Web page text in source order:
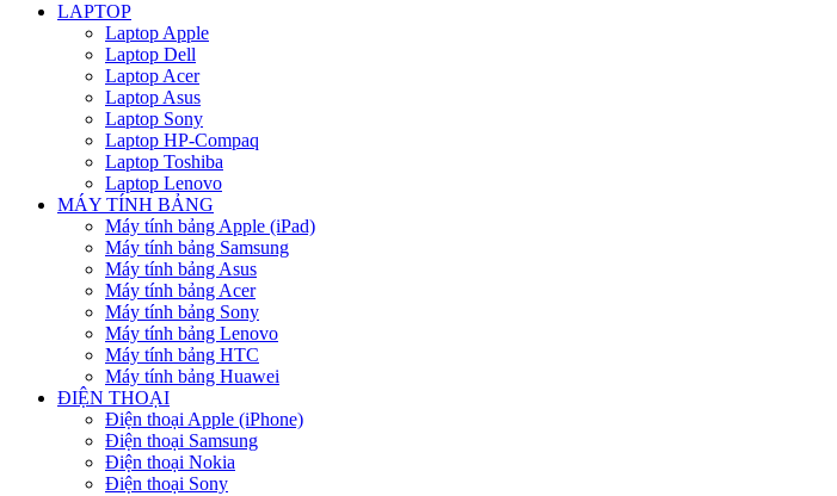
LAPTOP
Laptop Apple
Laptop Dell
Laptop Acer
Laptop Asus
Laptop Sony
Laptop HP-Compaq
Laptop Toshiba
Laptop Lenovo
MÁY TÍNH BẢNG
Máy tính bảng Apple (iPad)
Máy tính bảng Samsung
Máy tính bảng Asus
Máy tính bảng Acer
Máy tính bảng Sony
Máy tính bảng Lenovo
Máy tính bảng HTC
Máy tính bảng Huawei
ĐIỆN THOẠI
Điện thoại Apple (iPhone)
Điện thoại Samsung
Điện thoại Nokia
Điện thoại Sony